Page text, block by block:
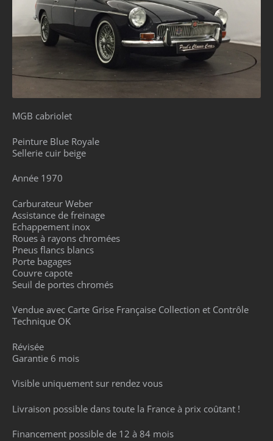
MGB cabriolet
Peinture Blue Royale
Sellerie cuir beige
Année 1970
Carburateur Weber
Assistance de freinage
Echappement inox
Roues à rayons chromées
Pneus flancs blancs
Porte bagages
Couvre capote
Seuil de portes chromés
Vendue avec Carte Grise Française Collection et Contrôle
Technique OK
Révisée
Garantie 6 mois
Visible uniquement sur rendez vous
Livraison possible dans toute la France à prix coûtant !
Financement possible de 12 à 84 mois